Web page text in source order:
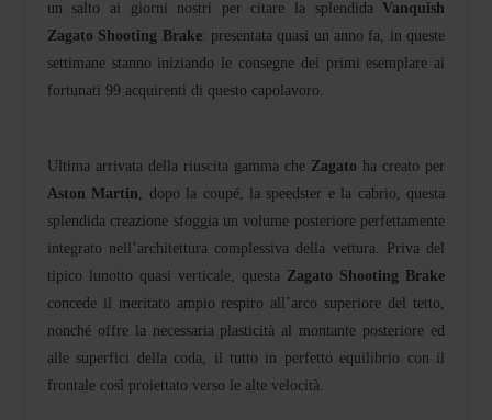
un salto ai giorni nostri per citare la splendidaVanquish
Zagato Shooting Brake: presentata quasi un anno fa, in queste
settimane stanno iniziando le consegne dei primi esemplare ai
fortunati 99 acquirenti di questo capolavoro.
Ultima arrivata della riuscita gamma che Zagato ha creato per
Aston Martin, dopo la coupé, la speedster e la cabrio, questa
splendida creazione sfoggia un volume posteriore perfettamente
integrato nell’architettura complessiva della vettura. Priva del
tipico lunotto quasi verticale, questa Zagato Shooting Brake
concede il meritato ampio respiro all’arco superiore del tetto,
nonché offre la necessaria plasticità al montante posteriore ed
alle superfici della coda, il tutto in perfetto equilibrio con il
frontale così proiettato verso le alte velocità.